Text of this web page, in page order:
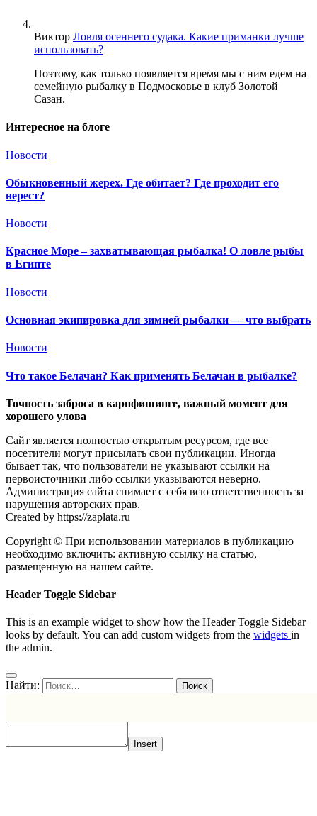
Виктор Ловля осеннего судака. Какие приманки лучше
использовать?
Поэтому, как только появляется время мы с ним едем на
семейную рыбалку в Подмосковье в клуб Золотой
Сазан.
Интересное на блоге
Новости
Обыкновенный жерех. Где обитает? Где проходит его
нерест?
Новости
Красное Море – захватывающая рыбалка! О ловле рыбы
в Египте
Новости
Основная экипировка для зимней рыбалки — что выбрать
Новости
Что такое Белачан? Как применять Белачан в рыбалке?
Точность заброса в карпфишинге, важный момент для
хорошего улова
Сайт является полностью открытым ресурсом, где все
посетители могут присылать свои публикации. Иногда
бывает так, что пользователи не указывают ссылки на
первоисточники либо ссылки указываются неверно.
Администрация сайта снимает с себя всю ответственность за
нарушения авторских прав.
Created by https://zaplata.ru
Copyright © При использовании материалов в публикацию
необходимо включить: активную ссылку на статью,
размещенную на нашем сайте.
Header Toggle Sidebar
This is an example widget to show how the Header Toggle Sidebar
looks by default. You can add custom widgets from the widgets in
the admin.
Найти:
Insert